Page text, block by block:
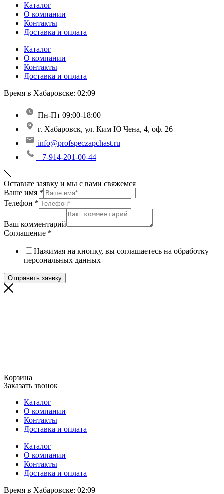
Каталог
О компании
Контакты
Доставка и оплата
Каталог
О компании
Контакты
Доставка и оплата
Время в Хабаровске: 02:09
Пн-Пт 09:00-18:00
г. Хабаровск, ул. Ким Ю Чена, 4, оф. 26
info@profspeczapchast.ru
+7-914-201-00-44
Оставьте заявку и мы с вами свяжемся
Ваше имя *
Телефон *
Ваш комментарий
Соглашение *
Нажимая на кнопку, вы соглашаетесь на обработку
персональных данных
Отправить заявку
Корзина
Заказать звонок
Каталог
О компании
Контакты
Доставка и оплата
Каталог
О компании
Контакты
Доставка и оплата
Время в Хабаровске: 02:09